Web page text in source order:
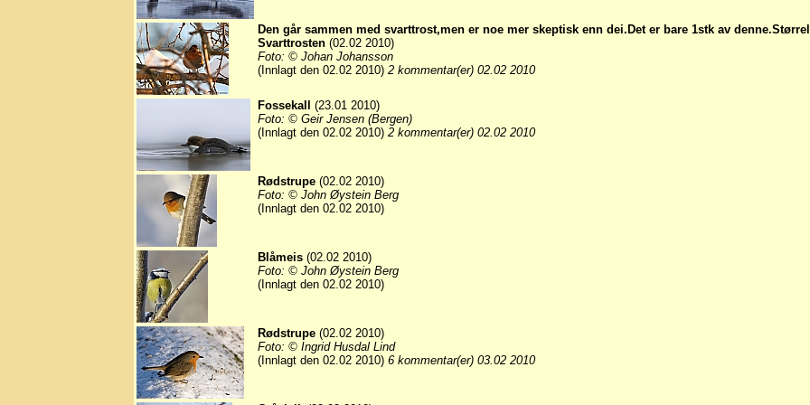
Den går sammen med svarttrost,men er noe mer skeptisk enn dei.Det er bare 1stk av
Svarttrosten (02.02 2010)
Foto: © Johan Johansson
(Innlagt den 02.02 2010) 2 kommentar(er) 02.02 2010
Fossekall
(23.01 2010)
Foto: © Geir Jensen (Bergen)
(Innlagt den 02.02 2010) 2 kommentar(er) 02.02 2010
Rødstrupe (02.02 2010)
Foto: © John Øystein Berg
(Innlagt den 02.02 2010)
Blåmeis (02.02 2010)
Foto: © John Øystein Berg
(Innlagt den 02.02 2010)
Rødstrupe (02.02 2010)
Foto: © Ingrid Husdal Lind
(Innlagt den 02.02 2010) 6 kommentar(er) 03.02 2010